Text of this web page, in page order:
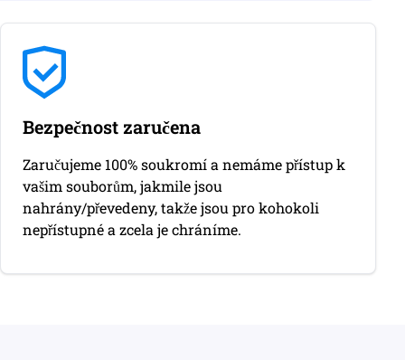
Bezpečnost zaručena
Zaručujeme 100% soukromí a nemáme přístup k
vašim souborům, jakmile jsou
nahrány/převedeny, takže jsou pro kohokoli
nepřístupné a zcela je chráníme.